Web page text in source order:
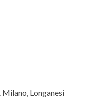
Milano, Longanesi